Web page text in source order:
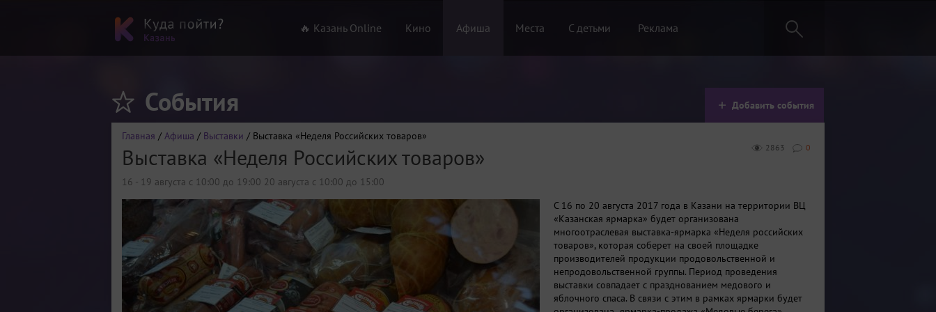
🔥 Казань Online Кино Афиша Места С детьми Реклама
События Добавить события
Главная / Афиша / Выставки / Выставка «Неделя Российских товаров»
0
2863
Выставка «Неделя Российских товаров»
16 - 19 августа с 10:00 до 19:00 20 августа с 10:00 до 15:00
С 16 по 20 августа 2017 года в Казани на территории ВЦ
«Казанская ярмарка» будет организована
многоотраслевая выставка-ярмарка «Неделя российских
товаров», которая соберет на своей площадке
производителей продукции продовольственной и
непродовольственной группы. Период проведения
выставки совпадает с празднованием медового и
яблочного спаса. В связи с этим в рамках ярмарки будет